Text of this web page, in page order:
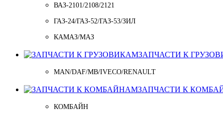
ВАЗ-2101/2108/2121
ГАЗ-24/ГАЗ-52/ГАЗ-53/ЗИЛ
КАМАЗ/МАЗ
ЗАПЧАСТИ К
MAN/DAF/MB/IVECO/RENAULT
ЗАПЧАСТИ К
КОМБАЙН